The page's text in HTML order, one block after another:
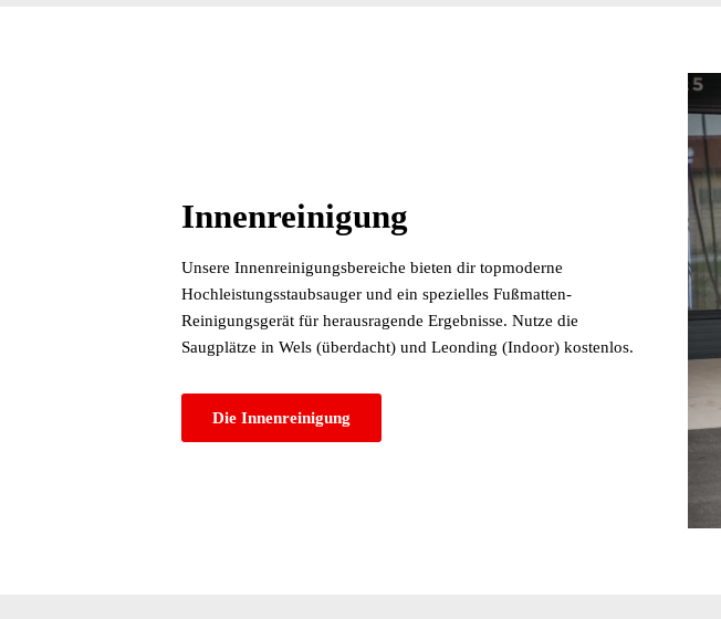
Innenreinigung
Unsere Innenreinigungsbereiche bieten dir topmoderne
Hochleistungsstaubsauger und ein spezielles Fußmatten-
Reinigungsgerät für herausragende Ergebnisse. Nutze die
Saugplätze in Wels (überdacht) und Leonding (Indoor) kostenlos.
Die Innenreinigung